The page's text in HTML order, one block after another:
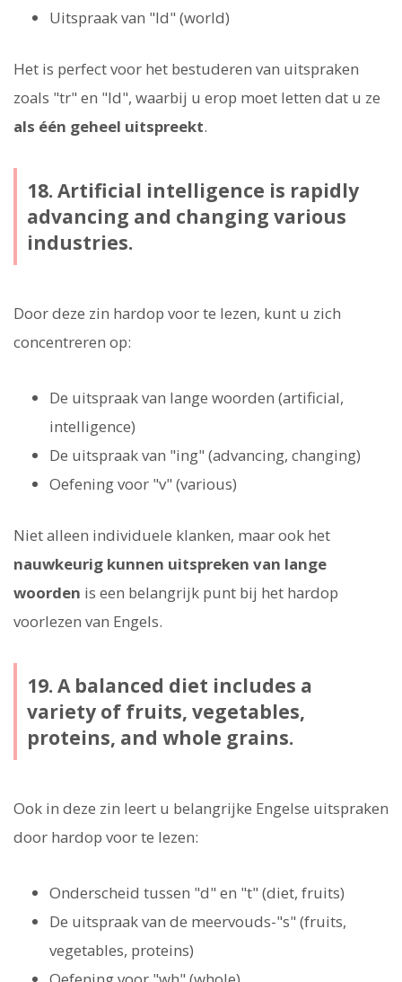
Uitspraak van "ld" (world)
Het is perfect voor het bestuderen van uitspraken
zoals "tr" en "ld", waarbij u erop moet letten dat u ze
als één geheel uitspreekt.
18. Artificial intelligence is rapidly
advancing and changing various
industries.
Door deze zin hardop voor te lezen, kunt u zich
concentreren op:
De uitspraak van lange woorden (artificial,
intelligence)
De uitspraak van "ing" (advancing, changing)
Oefening voor "v" (various)
Niet alleen individuele klanken, maar ook het
nauwkeurig kunnen uitspreken van lange
woorden is een belangrijk punt bij het hardop
voorlezen van Engels.
19. A balanced diet includes a
variety of fruits, vegetables,
proteins, and whole grains.
Ook in deze zin leert u belangrijke Engelse uitspraken
door hardop voor te lezen:
Onderscheid tussen "d" en "t" (diet, fruits)
De uitspraak van de meervouds-"s" (fruits,
vegetables, proteins)